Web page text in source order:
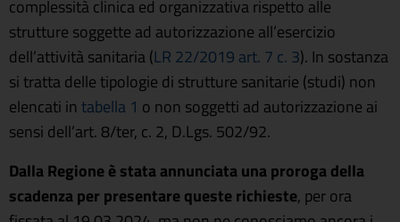
complessità clinica ed organizzativa rispetto alle
strutture soggette ad autorizzazione all’esercizio
dell’attività sanitaria (LR 22/2019 art. 7 c. 3). In sostanza
si tratta delle tipologie di strutture sanitarie (studi) non
elencati in tabella 1 o non soggetti ad autorizzazione ai
sensi dell’art. 8/ter, c. 2, D.Lgs. 502/92.
Dalla Regione è stata annunciata una proroga della
scadenza per presentare queste richieste, per ora